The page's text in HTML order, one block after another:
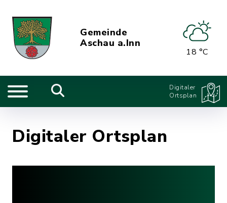
Gemeinde
Aschau a.Inn
18 °C
Digitaler
Ortsplan
Digitaler Ortsplan